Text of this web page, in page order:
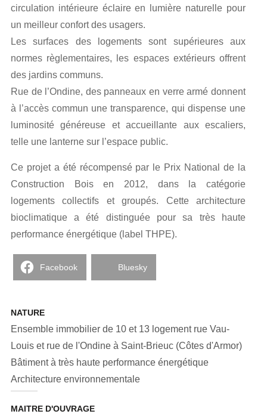
circulation intérieure éclaire en lumière naturelle pour
un meilleur confort des usagers.
Les surfaces des logements sont supérieures aux
normes règlementaires, les espaces extérieurs offrent
des jardins communs.
Rue de l’Ondine, des panneaux en verre armé donnent
à l’accès commun une transparence, qui dispense une
luminosité généreuse et accueillante aux escaliers,
telle une lanterne sur l’espace public.
Ce projet a été récompensé par le Prix National de la
Construction Bois en 2012, dans la catégorie
logements collectifs et groupés. Cette architecture
bioclimatique a été distinguée pour sa très haute
performance énergétique (label THPE).
Facebook Bluesky
NATURE
Ensemble immobilier de 10 et 13 logement rue Vau-
Louis et rue de l'Ondine à Saint-Brieuc (Côtes d'Armor)
Bâtiment à très haute performance énergétique
Architecture environnementale
MAITRE D'OUVRAGE